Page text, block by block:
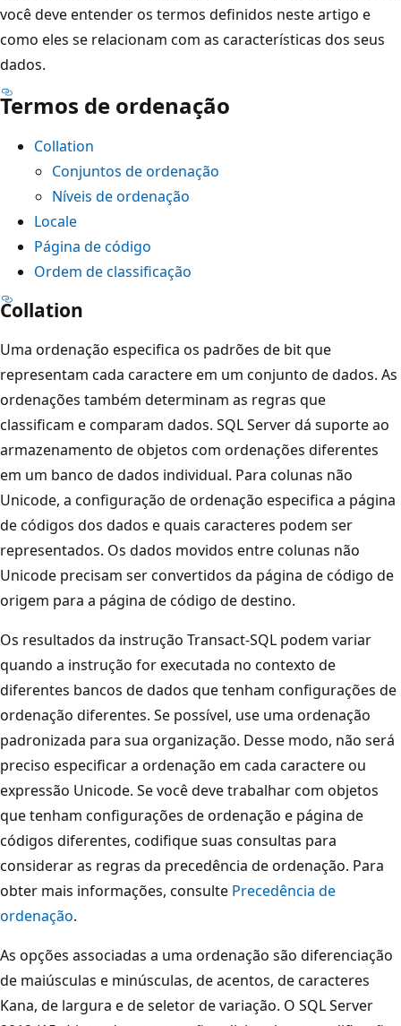
você deve entender os termos definidos neste artigo e
como eles se relacionam com as características dos seus
dados.
Termos de ordenação
Collation
Conjuntos de ordenação
Níveis de ordenação
Locale
Página de código
Ordem de classificação
Collation
Uma ordenação especifica os padrões de bit que
representam cada caractere em um conjunto de dados. As
ordenações também determinam as regras que
classificam e comparam dados. SQL Server dá suporte ao
armazenamento de objetos com ordenações diferentes
em um banco de dados individual. Para colunas não
Unicode, a configuração de ordenação especifica a página
de códigos dos dados e quais caracteres podem ser
representados. Os dados movidos entre colunas não
Unicode precisam ser convertidos da página de código de
origem para a página de código de destino.
Os resultados da instrução Transact-SQL podem variar
quando a instrução for executada no contexto de
diferentes bancos de dados que tenham configurações de
ordenação diferentes. Se possível, use uma ordenação
padronizada para sua organização. Desse modo, não será
preciso especificar a ordenação em cada caractere ou
expressão Unicode. Se você deve trabalhar com objetos
que tenham configurações de ordenação e página de
códigos diferentes, codifique suas consultas para
considerar as regras da precedência de ordenação. Para
obter mais informações, consulte Precedência de
ordenação.
As opções associadas a uma ordenação são diferenciação
de maiúsculas e minúsculas, de acentos, de caracteres
Kana, de largura e de seletor de variação. O SQL Server